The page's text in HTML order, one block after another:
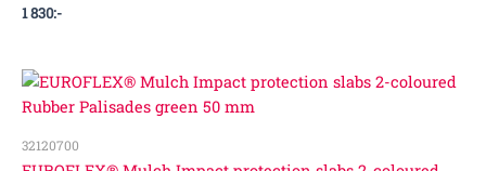
1 830:-
32120700